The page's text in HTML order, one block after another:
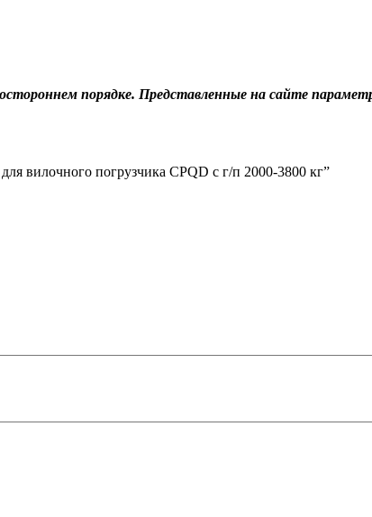
погрузчика
2000-
порядке. Представленные на сайте
вилочного погрузчика CPQD с г/п 2000-3800 кг”